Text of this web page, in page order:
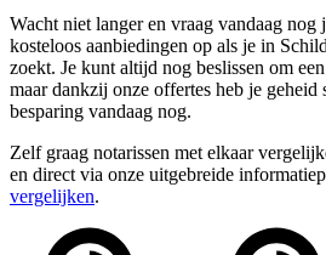
Wacht niet langer en vraag vandaag
kosteloos aanbiedingen op als je in
zoekt. Je kunt altijd nog beslissen om
maar dankzij onze offertes heb je geheid
besparing vandaag nog.
Zelf graag notarissen met elkaar
en direct via onze uitgebreide
vergelijken.